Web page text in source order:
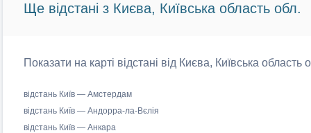
Ще відстані з Києва, Київська область обл.
Показати на карті відстані від Києва, Київська
відстань Київ — Амстердам
відстань Київ — Андорра-ла-Вєлія
відстань Київ — Анкара